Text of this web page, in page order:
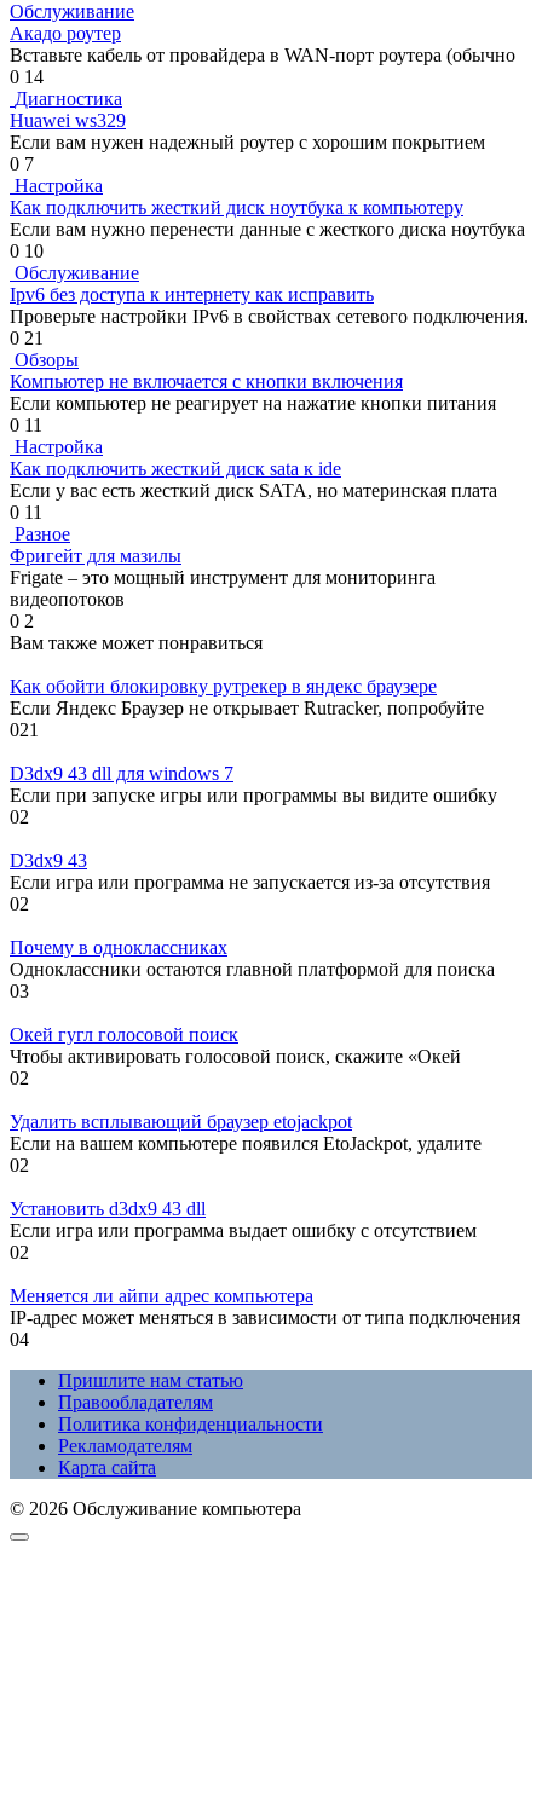
Обслуживание
Акадо роутер
Вставьте кабель от провайдера в WAN-порт роутера (обычно
0 14
Диагностика
Huawei ws329
Если вам нужен надежный роутер с хорошим покрытием
0 7
Настройка
Как подключить жесткий диск ноутбука к компьютеру
Если вам нужно перенести данные с жесткого диска ноутбука
0 10
Обслуживание
Ipv6 без доступа к интернету как исправить
Проверьте настройки IPv6 в свойствах сетевого подключения.
0 21
Обзоры
Компьютер не включается с кнопки включения
Если компьютер не реагирует на нажатие кнопки питания
0 11
Настройка
Как подключить жесткий диск sata к ide
Если у вас есть жесткий диск SATA, но материнская плата
0 11
Разное
Фригейт для мазилы
Frigate – это мощный инструмент для мониторинга
видеопотоков
0 2
Вам также может понравиться
Как обойти блокировку рутрекер в яндекс браузере
Если Яндекс Браузер не открывает Rutracker, попробуйте
021
D3dx9 43 dll для windows 7
Если при запуске игры или программы вы видите ошибку
02
D3dx9 43
Если игра или программа не запускается из-за отсутствия
02
Почему в одноклассниках
Одноклассники остаются главной платформой для поиска
03
Окей гугл голосовой поиск
Чтобы активировать голосовой поиск, скажите «Окей
02
Удалить всплывающий браузер etojackpot
Если на вашем компьютере появился EtoJackpot, удалите
02
Установить d3dx9 43 dll
Если игра или программа выдает ошибку с отсутствием
02
Меняется ли айпи адрес компьютера
IP-адрес может меняться в зависимости от типа подключения
04
Пришлите нам статью
Правообладателям
Политика конфиденциальности
Рекламодателям
Карта сайта
© 2026 Обслуживание компьютера